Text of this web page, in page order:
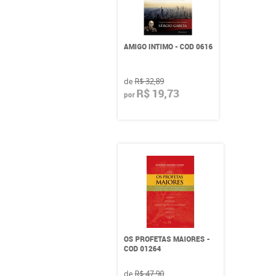
AMIGO INTIMO - COD 0616
deR$ 32,89
por R$ 19,73
OS PROFETAS MAIORES -
COD 01264
deR$ 47,90